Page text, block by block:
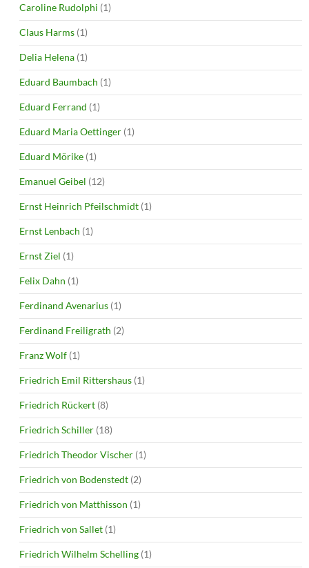
Caroline Rudolphi (1)
Claus Harms (1)
Delia Helena (1)
Eduard Baumbach (1)
Eduard Ferrand (1)
Eduard Maria Oettinger (1)
Eduard Mörike (1)
Emanuel Geibel (12)
Ernst Heinrich Pfeilschmidt (1)
Ernst Lenbach (1)
Ernst Ziel (1)
Felix Dahn (1)
Ferdinand Avenarius (1)
Ferdinand Freiligrath (2)
Franz Wolf (1)
Friedrich Emil Rittershaus (1)
Friedrich Rückert (8)
Friedrich Schiller (18)
Friedrich Theodor Vischer (1)
Friedrich von Bodenstedt (2)
Friedrich von Matthisson (1)
Friedrich von Sallet (1)
Friedrich Wilhelm Schelling (1)